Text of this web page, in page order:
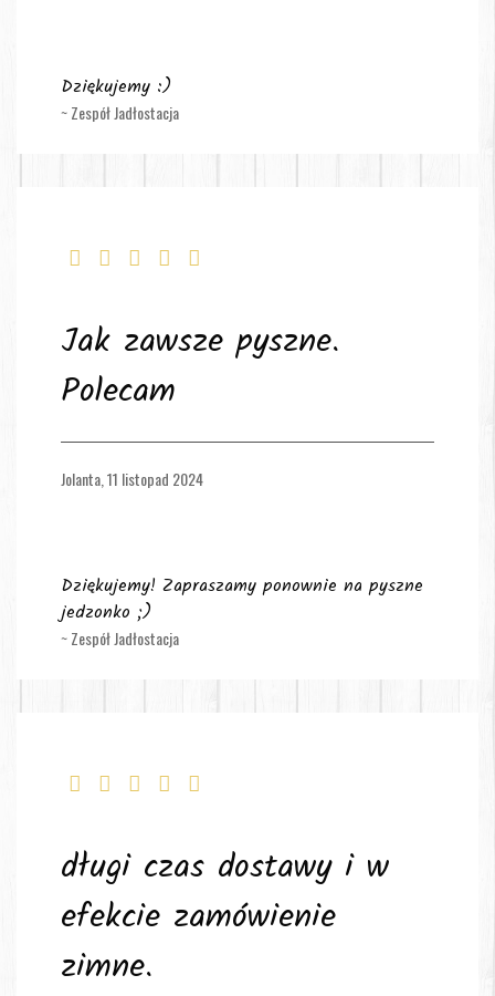
Dziękujemy :)
~ Zespół Jadłostacja
Jak zawsze pyszne.
Polecam
Jolanta,11 listopad 2024
Dziękujemy! Zapraszamy ponownie na pyszne
jedzonko ;)
~ Zespół Jadłostacja
długi czas dostawy i w
efekcie zamówienie
zimne.